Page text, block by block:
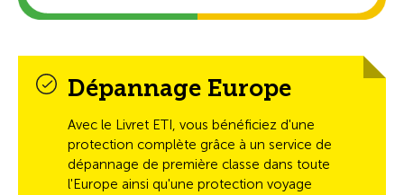
Dépannage Europe
Avec le Livret ETI, vous bénéficiez d'une
protection complète grâce à un service de
dépannage de première classe dans toute
l'Europe ainsi qu'une protection voyage